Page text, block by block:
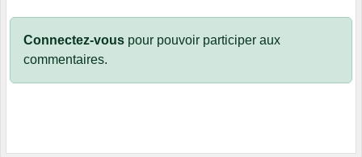
Connectez-vous pour pouvoir participer aux
commentaires.